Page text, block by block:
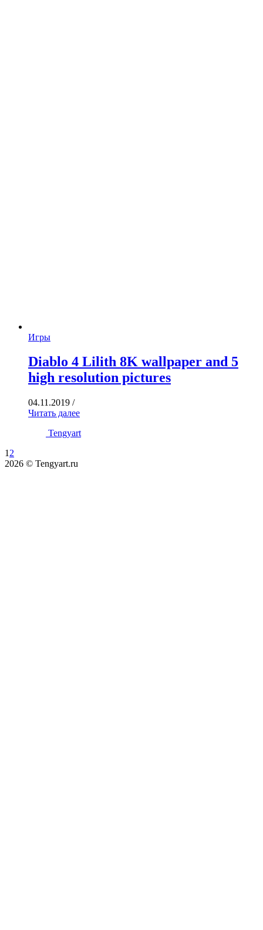
Игры
Diablo 4 Lilith 8K wallpaper and 5
high resolution pictures
04.11.2019 /
Читать далее
Tengyart
1 2
2026 © Tengyart.ru